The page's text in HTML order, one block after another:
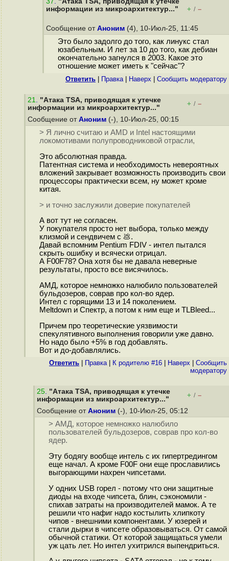
информации из микроархитектур..."
+ / –
Сообщение от Аноним (4), 10-Июл-25, 11:45
Это было задолго до того, как линукс стал
юзабельным. И лет за 10 до того, как дебиан
окончательно загнулся в 2003. Какое это
отношение может иметь к "сейчас"?
Ответить Правка| Наверх Cообщить модератору
21. "Атака TSA, приводящая к утечке
информации из микроархитектур..."
+ / –
Сообщение от Аноним (-), 10-Июл-25, 00:15
> Я лично считаю и AMD и Intel настоящими
локомотивами полупроводниковой отрасли,
Это абсолютная правда.
Патентная система и необходимость невероятных
вложений закрывает возможность производить свои
процессоры практически всем, ну может кроме
китая.
> и точно заслужили доверие покупателей
А вот тут не согласен.
У покупателя просто нет выбора, только между
клизмой и сендвичем с 💩.
Давай вспомним Pentium FDIV - интел пытался
скрыть ошибку и всячески отрицал.
А F00F78? Она хотя бы не давала неверные
результаты, просто все висячилось.
АМД, которое немножко налюбило пользователей
бульдозеров, соврав про кол-во ядер.
Интел с горящими 13 и 14 поколением.
Meltdown и Спектр, а потом к ним еще и TLBleed...
Причем про теоретические уязвимости
спекулятивного выполнения говорили уже давно.
Но надо было +5% в год добавлять.
Вот и до-добавлялись.
Ответить Правка| К родителю #16 Наверх
Cообщить
модератору
25. "Атака TSA, приводящая к утечке
информации из микроархитектур..."
+ / –
Сообщение от Аноним (-), 10-Июл-25, 05:12
> АМД, которое немножко налюбило
пользователей бульдозеров, соврав про кол-во
ядер.
Эту бодягу вообще интель с их гипертредингом
еще начал. А кроме F00F они еще прославились
выгорающими нахрен чипсетами.
У одних USB горел - потому что они защитные
диоды на входе чипсета, блин, сэкономили -
спихав затраты на производителей мамок. А те
решили что нафиг надо костылить хлипкоту
чипов - внешними компонентами. У юзерей и
стали дырки в чипсете образовываться. От самой
обычной статики. От которой защищаться умели
уж цать лет. Но интел ухитрился выпендриться.